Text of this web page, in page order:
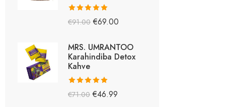
5 üzerinden
€91.00 €69.00
MRS. UMRANTOO
Karahindiba Detox
Kahve
5 üzerinden
€71.00 €46.99